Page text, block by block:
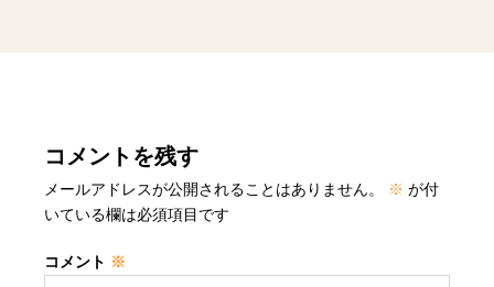
コメントを残す
メールアドレスが公開されることはありません。 ※ が付
いている欄は必須項目です
コメント ※